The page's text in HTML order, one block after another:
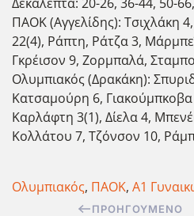
ΠΑΟΚ (Αγγελίδης): Τσιχλάκη
22(4), Ράπτη, Ράτζα 3,
Γκρέισον 9, Ζορμπαλά,
Ολυμπιακός (Δρακάκη):
Κατσαμούρη 6,
Καρλάφτη 3(1), Δίελα 4,
Κολλάτου 7, Τζόνσον 10,
Ολυμπιακός, ΠΑΟΚ, Α1
ΠΡΟΗΓΟΎΜΕΝΟ